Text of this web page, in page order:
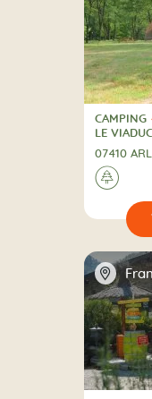
3 Étoiles
CAMPING
CAMPING
LE VIADUC
07410
A la
🌲
📍